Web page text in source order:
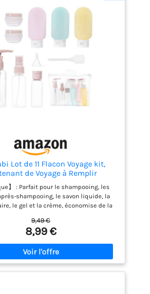
durer et supporter une utilisation
idéale pour les voyages à long terme et
professionnels. Écran
LED : Ce pèse-bagages numérique est
écran LCD avec rétroéclairage, parfait
utilisation dans l'obscurité ou la nuit.
est clair et la prise en main confortable,
une pesée facile et précise.
ergonomique : Le design ergonomique
ainsi le processus de pesée.
Lot de 11 Flacon Voyage kit,
de Voyage à Remplir
80ml, Flacons Pulvérisateurs
Petite Boîte de Crème,
à Pompe Shampoing
Accessoire Avion
】 : Parfait pour le shampooing, les
shampooing, le savon liquide, la
le gel et la crème, économise de la
✈【Accessoires de voyage
pompe de 80ml, 1 vaporisateur de
bouteille de 30ml , 1 bouteille avec
charnière, 3 bouteilles, 2 petites boîtes
entonnoir, 1 pipette, 1 spatule, 1 sac
✈【Facile à remplir et sont anti-fuite】
9,49 €
8,99 €